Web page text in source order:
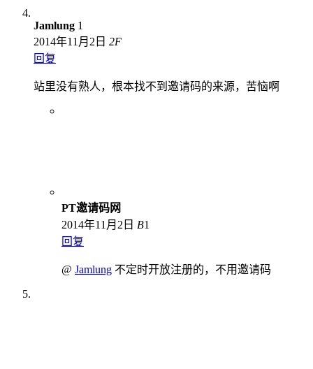
Jamlung 1
2014年11月2日 2F
回复
站里没有熟人，根本找不到邀请码的来源，苦恼啊
PT邀请码网
2014年11月2日 B1
回复
@ Jamlung 不定时开放注册的，不用邀请码